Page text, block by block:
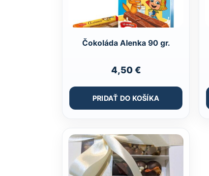
Čokoláda Alenka 90 gr.
4,50€
PRIDAŤ DO KOŠÍKA